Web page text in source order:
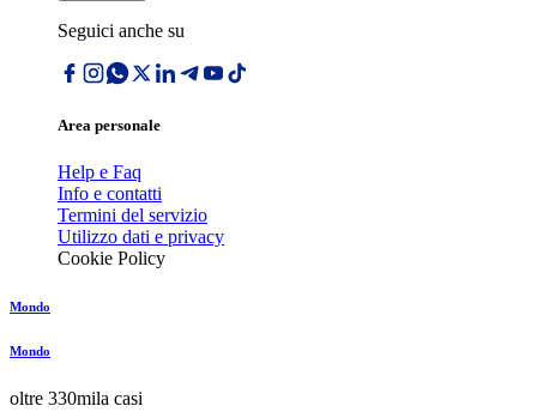
Seguici anche su
Area personale
Help e Faq
Info e contatti
Termini del servizio
Utilizzo dati e privacy
Cookie Policy
Mondo
Mondo
oltre 330mila casi